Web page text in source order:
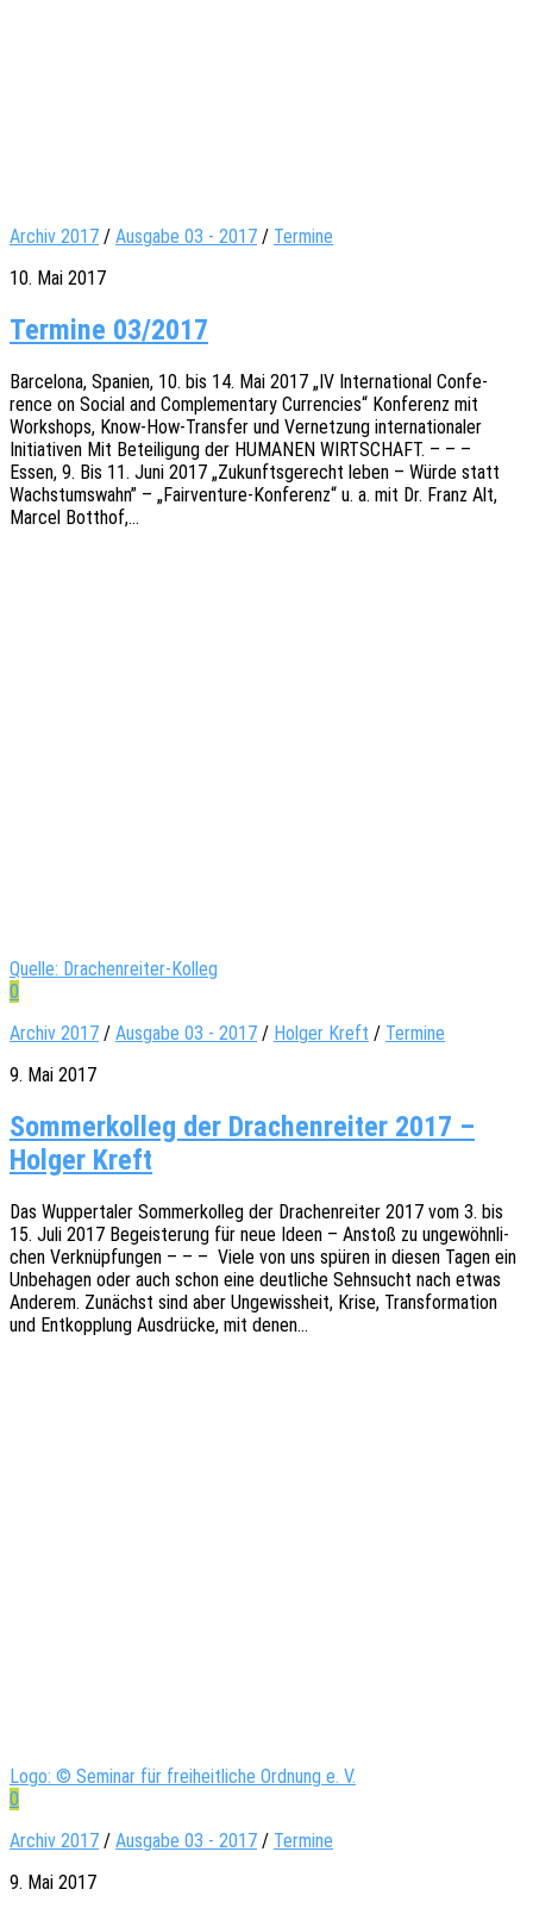
Archiv 2017 / Ausgabe 03 - 2017 / Termine
10. Mai 2017
Termine 03/2017
Barce­lo­na, Spani­en, 10. bis 14. Mai 2017 „IV Inter­na­tio­nal Confe­
rence on Social and Comple­men­ta­ry Curren­ci­es“ Konfe­renz mit
Work­shops, Know-How-Tran­s­­fer und Vernet­zung inter­na­tio­na­ler
Initia­ti­ven Mit Betei­li­gung der HUMANEN WIRTSCHAFT. – – –
Essen, 9. Bis 11. Juni 2017 „Zukunfts­ge­recht leben – Würde statt
Wachs­tums­wahn” – „Fair­­ven­­tu­re-Konfe­­renz“ u. a. mit Dr. Franz Alt,
Marcel Botthof,…
Quelle: Drachenreiter-Kolleg
0
Archiv 2017 / Ausgabe 03 - 2017 / Holger Kreft / Termine
9. Mai 2017
Sommerkolleg der Drachenreiter 2017 –
Holger Kreft
Das Wupper­ta­ler Sommer­kol­leg der Drachen­rei­ter 2017 vom 3. bis
15. Juli 2017 Begeis­te­rung für neue Ideen – Anstoß zu unge­wöhn­li­
chen Verknüp­fun­gen – – – Viele von uns spüren in diesen Tagen ein
Unbe­ha­gen oder auch schon eine deut­li­che Sehn­sucht nach etwas
Ande­rem. Zunächst sind aber Unge­wiss­heit, Krise, Trans­for­ma­ti­on
und Entkopp­lung Ausdrü­cke, mit denen…
Logo: © Seminar für freiheitliche Ordnung e. V.
0
Archiv 2017 / Ausgabe 03 - 2017 / Termine
9. Mai 2017